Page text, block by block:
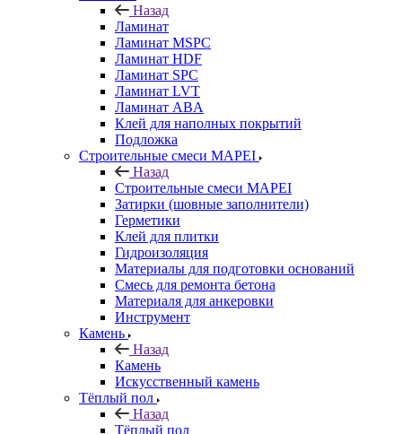
Назад
Ламинат
Ламинат MSPC
Ламинат HDF
Ламинат SPC
Ламинат LVT
Ламинат ABA
Клей для наполных покрытий
Подложка
Строительные смеси MAPEI
Назад
Строительные смеси MAPEI
Затирки (шовные заполнители)
Герметики
Клей для плитки
Гидроизоляция
Материалы для подготовки оснований
Смесь для ремонта бетона
Материаля для анкеровки
Инструмент
Камень
Назад
Камень
Искусственный камень
Тёплый пол
Назад
Тёплый пол